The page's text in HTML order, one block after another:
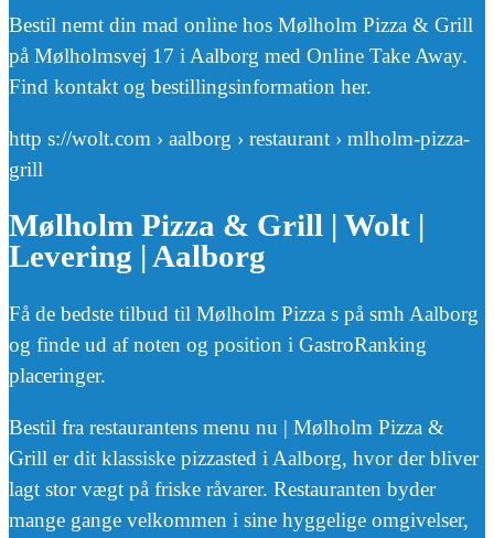
Bestil nemt din mad online hos Mølholm Pizza & Grill
på Mølholmsvej 17 i Aalborg med Online Take Away.
Find kontakt og bestillingsinformation her.
http s://wolt.com › aalborg › restaurant › mlholm-pizza-
grill
Mølholm Pizza & Grill | Wolt |
Levering | Aalborg
Få de bedste tilbud til Mølholm Pizza s på smh Aalborg
og finde ud af noten og position i GastroRanking
placeringer.
Bestil fra restaurantens menu nu | Mølholm Pizza &
Grill er dit klassiske pizzasted i Aalborg, hvor der bliver
lagt stor vægt på friske råvarer. Restauranten byder
mange gange velkommen i sine hyggelige omgivelser,